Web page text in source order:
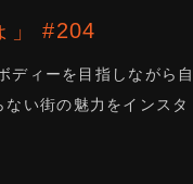
」 #204
ィーを目指しながら
い街の魅力をインス